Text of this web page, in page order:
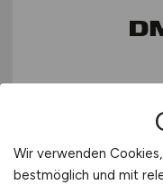
(Senior)
Inhouse
Customer
Wir verwenden
bestmöglich und mit